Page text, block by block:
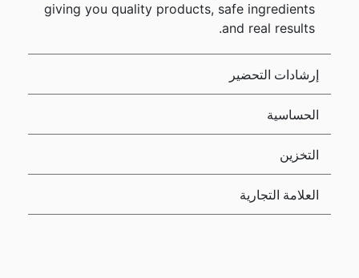
giving you quality products, safe ingredients
and real results.
إرشادات التحضير
الحساسية
التخزين
العلامة التجارية